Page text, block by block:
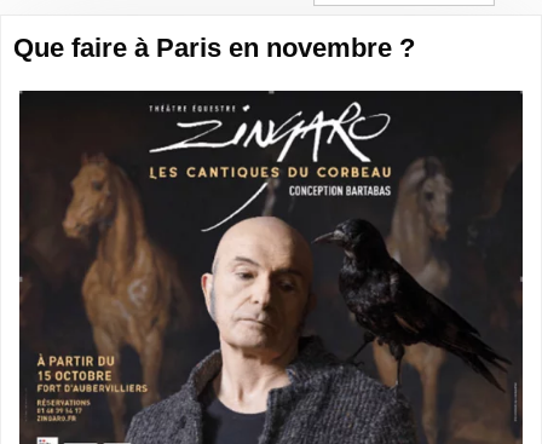
Que faire à Paris en novembre ?